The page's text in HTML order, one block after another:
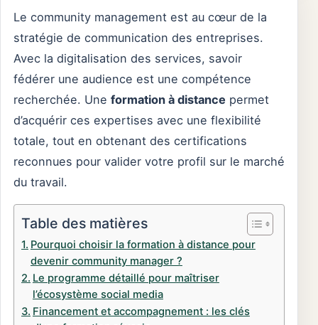
Le community management est au cœur de la
stratégie de communication des entreprises.
Avec la digitalisation des services, savoir
fédérer une audience est une compétence
recherchée. Une formation à distance permet
d’acquérir ces expertises avec une flexibilité
totale, tout en obtenant des certifications
reconnues pour valider votre profil sur le marché
du travail.
Table des matières
Pourquoi choisir la formation à distance pour
devenir community manager ?
Le programme détaillé pour maîtriser
l’écosystème social media
Financement et accompagnement : les clés